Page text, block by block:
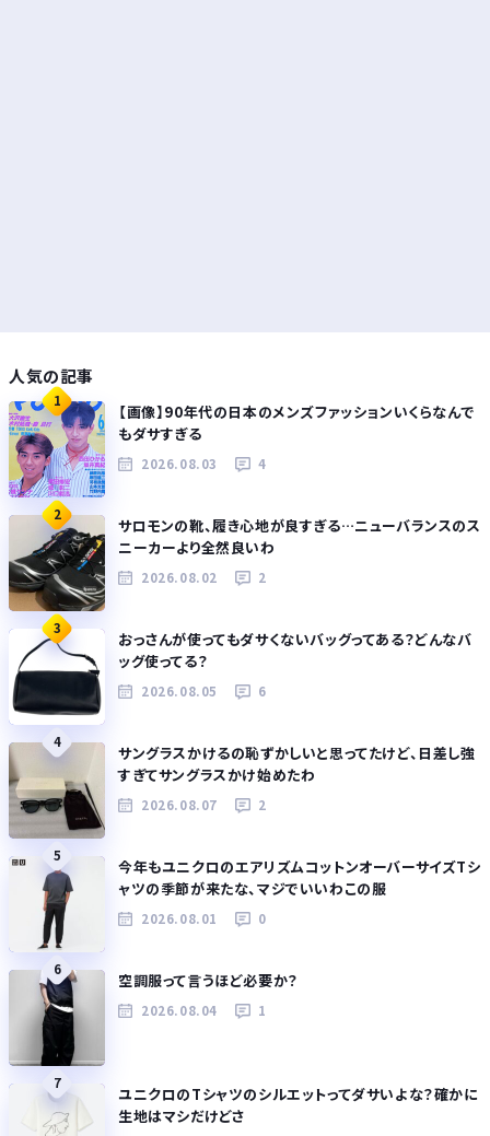
人気の記事
1
【画像】90年代の日本のメンズファッションいくらなんで
もダサすぎる
2026.08.03 4
2
サロモンの靴、履き心地が良すぎる…ニューバランスのス
ニーカーより全然良いわ
2026.08.02 2
3
おっさんが使ってもダサくないバッグってある？どんなバ
ッグ使ってる？
2026.08.05 6
4
サングラスかけるの恥ずかしいと思ってたけど、日差し強
すぎてサングラスかけ始めたわ
2026.08.07 2
5
今年もユニクロのエアリズムコットンオーバーサイズTシ
ャツの季節が来たな、マジでいいわこの服
2026.08.01 0
6
空調服って言うほど必要か？
2026.08.04 1
7
ユニクロのTシャツのシルエットってダサいよな？確かに
生地はマシだけどさ